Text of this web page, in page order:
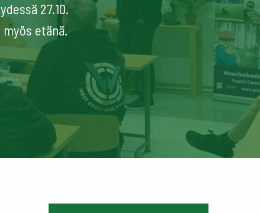
27.10.
etänä.